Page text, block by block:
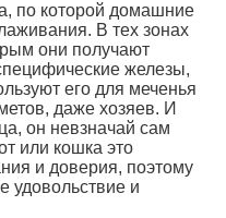
по которой домашние
В тех зонах
они получают
железы,
его для меченья
даже хозяев. И
он невзначай сам
или кошка это
и доверия, поэтому
удовольствие и